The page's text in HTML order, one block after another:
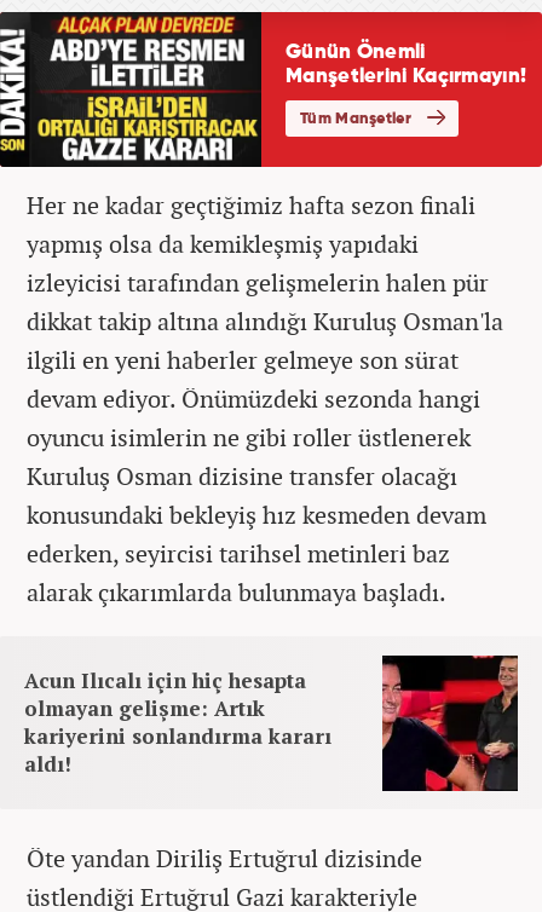
Her ne kadar geçtiğimiz hafta sezon finali
yapmış olsa da kemikleşmiş yapıdaki
izleyicisi tarafından gelişmelerin halen pür
dikkat takip altına alındığı Kuruluş Osman'la
ilgili en yeni haberler gelmeye son sürat
devam ediyor. Önümüzdeki sezonda hangi
oyuncu isimlerin ne gibi roller üstlenerek
Kuruluş Osman dizisine transfer olacağı
konusundaki bekleyiş hız kesmeden devam
ederken, seyircisi tarihsel metinleri baz
alarak çıkarımlarda bulunmaya başladı.
Acun Ilıcalı için hiç hesapta
olmayan gelişme: Artık
kariyerini sonlandırma kararı
aldı!
Öte yandan Diriliş Ertuğrul dizisinde
üstlendiği Ertuğrul Gazi karakteriyle